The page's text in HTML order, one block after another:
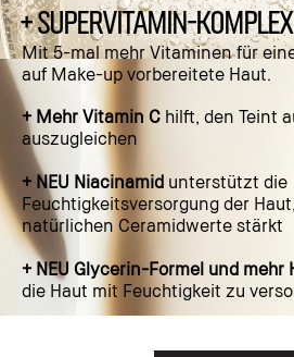
+ SUPERVITAMIN-KOMPLEX
Mit 5-mal mehr Vitaminen für
auf Make-up vorbereitete Haut.
+ Mehr Vitamin C hilft, den Teint
auszugleichen
+ NEU Niacinamid unterstützt die
Feuchtigkeitsversorgung der
natürlichen Ceramidwerte stärkt
+ NEU Glycerin-Formel und mehr
die Haut mit Feuchtigkeit zu